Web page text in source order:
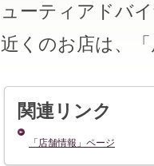
ューティアドバ
近くのお店は、
関連リンク
「店舗情報」ページ